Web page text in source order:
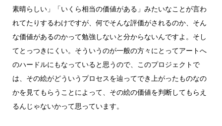
素晴らしい」「いくら相当の価値がある」みたいなことが言わ
れてたりするわけですが、何でそんな評価がされるのか、そん
な価値があるのかって勉強しないと分からないんですよ。そし
てとっつきにくい。そういうのが一般の方々にとってアートへ
のハードルにもなっていると思うので、このプロジェクトで
は、その絵がどういうプロセスを辿ってでき上がったものなの
かを見てもらうことによって、その絵の価値を判断してもらえ
るんじゃないかって思っています。